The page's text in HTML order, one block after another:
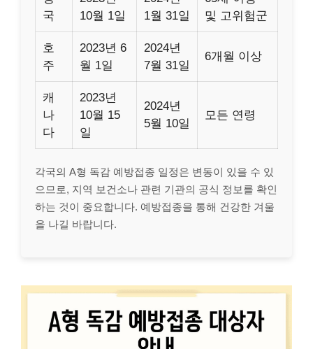
국
10월 1일
1월 31일
및 고위험군
호
주
2023년 6
월 1일
2024년
7월 31일
6개월 이상
캐
나
다
2023년
10월 15
일
2024년
5월 10일
모든 연령
각국의 A형 독감 예방접종 일정은 변동이 있을 수 있
으므로, 지역 보건소나 관련 기관의 공식 정보를 확인
하는 것이 중요합니다. 예방접종을 통해 건강한 겨울
을 나길 바랍니다.